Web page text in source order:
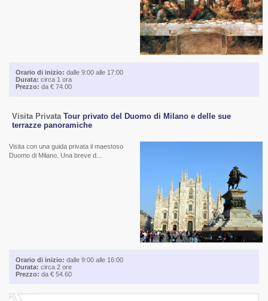
Orario di inizio: dalle 9:00 alle 17:00
Durata: circa 1 ora
Prezzo: da € 74.00
Visita Privata Tour privato del Duomo di Milano e delle sue
terrazze panoramiche
Visita con una guida privata il maestoso
Duomo di Milano. Una breve d...
Orario di inizio: dalle 9:00 alle 16:00
Durata: circa 2 ore
Prezzo: da € 54.60